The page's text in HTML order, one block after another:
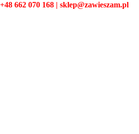
662 070 168 | sklep@zawieszam.pl